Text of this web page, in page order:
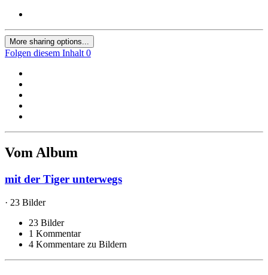
More sharing options...
Folgen diesem Inhalt 0
Vom Album
mit der Tiger unterwegs
· 23 Bilder
23 Bilder
1 Kommentar
4 Kommentare zu Bildern